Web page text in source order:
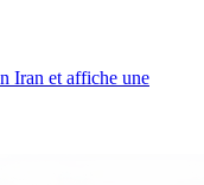
Iran et affiche une